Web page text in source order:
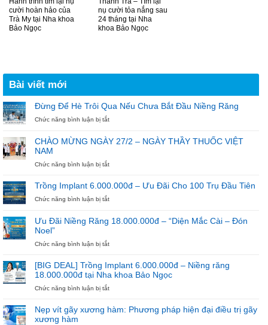
cười hoàn hảo của
Trà My tại Nha khoa
Bảo Ngọc
nụ cười tỏa nắng sau
24 tháng tại Nha
khoa Bảo Ngọc
Bài viết mới
Đừng Để Hè Trôi Qua Nếu Chưa Bắt Đầu Niềng Răng
Chức năng bình luận bị tắtở
Để
Hè
Qua
Chưa
Đầu
Răng
CHÀO MỪNG NGÀY 27/2 – NGÀY THẦY THUỐC VIỆT
NAM
Chức năng bình luận bị tắtở
MỪNG
27/2
NGÀY
VIỆT
Trồng Implant 6.000.000đ – Ưu Đãi Cho 100 Trụ Đầu Tiên
Chức năng bình luận bị tắtở
Implant
6.000.000đ
Ưu
Cho
100
Trụ
Đầu
Ưu Đãi Niềng Răng 18.000.000đ – “Diện Mắc Cài – Đón
Noel”
Chức năng bình luận bị tắtở
Niềng
Răng
18.000.000đ
“Diện
[BIG DEAL] Trồng Implant 6.000.000đ – Niềng răng
18.000.000đ tại Nha khoa Bảo Ngọc
Chức năng bình luận bị tắtở
DEAL]
Nẹp vít gãy xương hàm: Phương pháp hiện đại điều trị gãy
xương hàm